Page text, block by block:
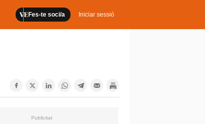
Fes-te soci/a Iniciar sessió